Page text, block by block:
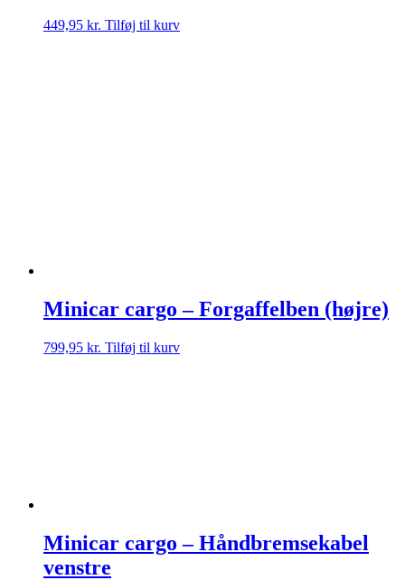
449,95 kr. Tilføj til kurv
Minicar cargo – Forgaffelben (højre)
799,95 kr. Tilføj til kurv
Minicar cargo – Håndbremsekabel
venstre